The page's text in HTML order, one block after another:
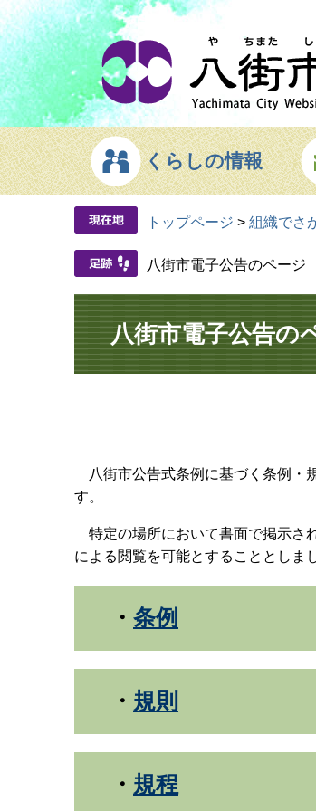
ページの先頭です。
メニューを飛ばして本文へ
くらしの情報
トップページ > 組織でさ
八街市電子公告のページ
本文
八街市電子公告の
八街市公告式条例に基づく条例・
す。
特定の場所において書面で掲示さ
による閲覧を可能とすることとしま
・ 条例
・ 規則
・ 規程